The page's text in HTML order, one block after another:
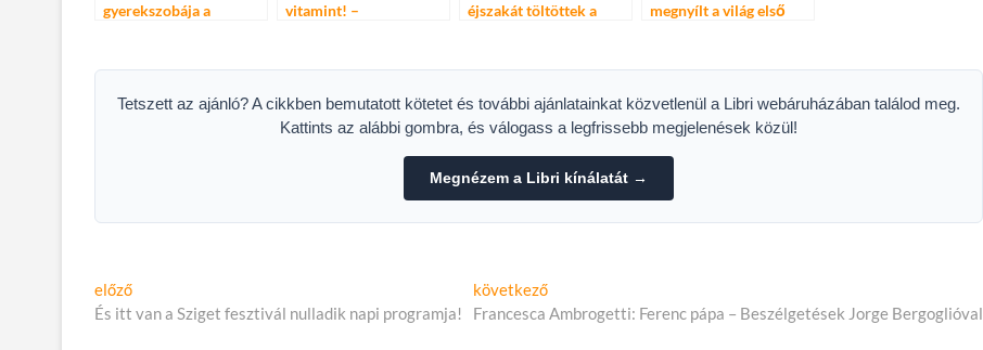
gyerekszobája a
vitamint! –
VITAMINPÓTLÁSRÓL
éjszakát töltöttek a
szállodájában a nyáron
megnyílt a világ első
Magyarországon
Tetszett az ajánló? A cikkben bemutatott kötetet és további ajánlatainkat közvetlenül a Libri webáruházában találod meg.
Kattints az alábbi gombra, és válogass a legfrissebb megjelenések közül!
Megnézem a Libri kínálatát →
Bejegyzés
navigáció
előzőElőző
cikk:
És itt van a Sziget fesztivál nulladik napi programja!
következőKövetkező
cikk:
Francesca Ambrogetti: Ferenc pápa – Beszélgetések Jorge Bergoglióval